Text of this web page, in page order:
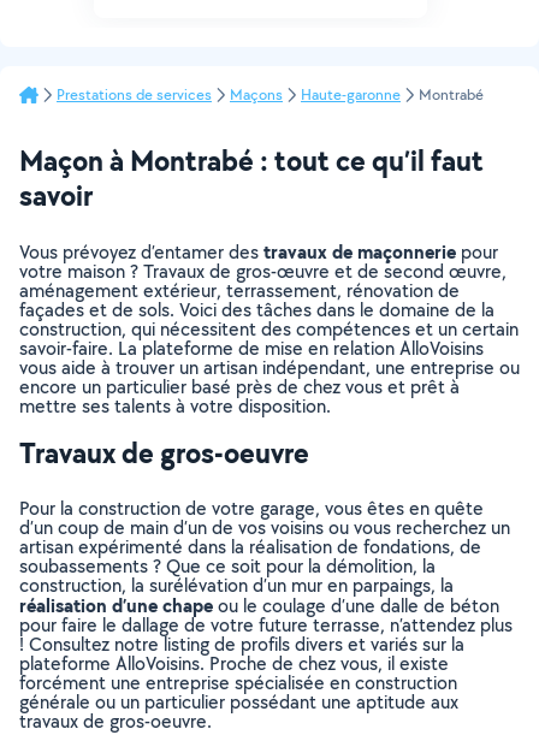
Prestations de services Maçons Haute-garonne Montrabé
Maçon à Montrabé : tout ce qu’il faut
savoir
Vous prévoyez d’entamer destravaux de maçonnerie pour
votre maison ? Travaux de gros-œuvre et de second œuvre,
aménagement extérieur, terrassement, rénovation de
façades et de sols. Voici des tâches dans le domaine de la
construction, qui nécessitent des compétences et un certain
savoir-faire. La plateforme de mise en relation AlloVoisins
vous aide à trouver un artisan indépendant, une entreprise ou
encore un particulier basé près de chez vous et prêt à
mettre ses talents à votre disposition.
Travaux de gros-oeuvre
Pour la construction de votre garage, vous êtes en quête
d’un coup de main d’un de vos voisins ou vous recherchez un
artisan expérimenté dans la réalisation de fondations, de
soubassements ? Que ce soit pour la démolition, la
construction, la surélévation d’un mur en parpaings, la
réalisation d’une chapeou le coulage d’une dalle de béton
pour faire le dallage de votre future terrasse, n’attendez plus
! Consultez notre listing de profils divers et variés sur la
plateforme AlloVoisins. Proche de chez vous, il existe
forcément une entreprise spécialisée en construction
générale ou un particulier possédant une aptitude aux
travaux de gros-oeuvre.